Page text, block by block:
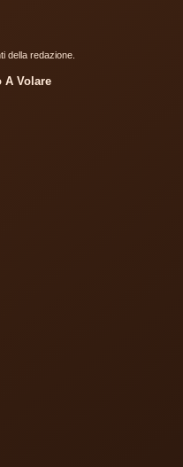
della redazione.
A Volare